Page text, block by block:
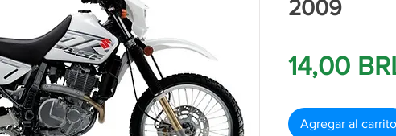
2009
14,00
Agregar al carrito